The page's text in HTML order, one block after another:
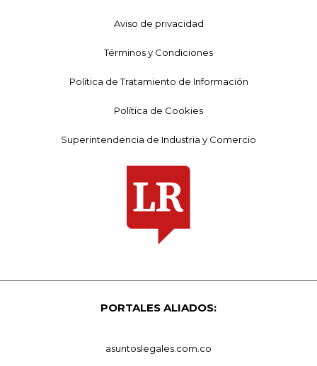
Aviso de privacidad
Términos y Condiciones
Política de Tratamiento de Información
Política de Cookies
Superintendencia de Industria y Comercio
PORTALES ALIADOS:
asuntoslegales.com.co